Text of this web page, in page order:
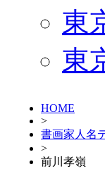
東
東
HOME
>
書画家人名
>
前川孝嶺